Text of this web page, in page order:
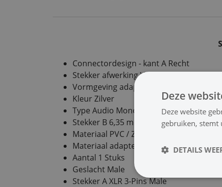
Connectordesign - kant A Recht
Stekker afwerking Vernikkeld
Vormgeving adapter Recht
Kleur Zilver
Type Audio Mono
Stekker B 6,35 mm Male
Materiaal PVC / Zink Legering
Materiaal adapterbehuizing PVC
Aantal 1 Stuks
Geslacht Male
Stekker A XLR 3-Pins Male
Deze
Deze website
gebruiken, stemt
DETAILS